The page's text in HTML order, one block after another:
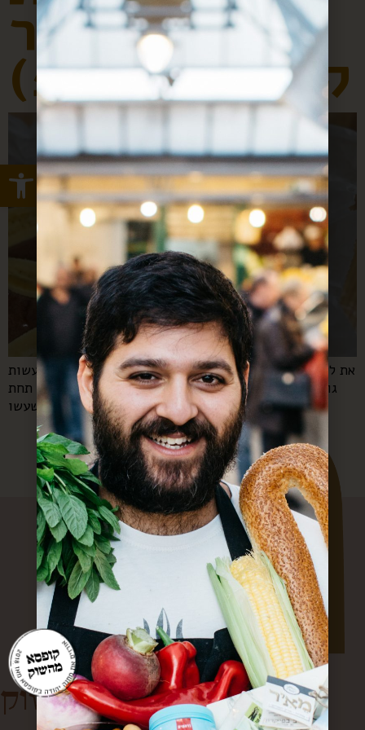
Open toolbar
של ליאור
קוקה (כשל”פ)
את ליאור אהובתי אין אחד שלא מכיר. (ואם יש אחד, מהר לעשות
גוגל, כי היא לגמרי ערך באנציקלופדיה של המין האנושי תחת
ההגדרה “נשים שעשו […]
קופסא מהשוק